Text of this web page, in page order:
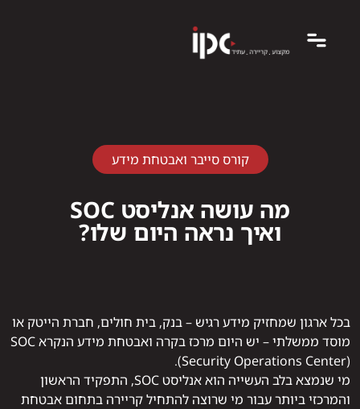
קורס סייבר ואבטחת מידע
מה עושה אנליסט SOC
ואיך נראה היום שלו?
בכל ארגון שמחזיק מידע רגיש – בנק, בית חולים, חברת הייטק או
מוסד ממשלתי – יש היום מרכז בקרה ואבטחת מידע הנקרא SOC
(Security Operations Center).
מי שנמצא בלב העשייה הוא אנליסט SOC, התפקיד הראשון
והמרכזי ביותר עבור מי שרוצה להתחיל קריירה בתחום אבטחת